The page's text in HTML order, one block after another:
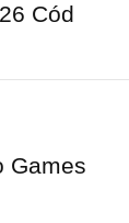
Cód
Games